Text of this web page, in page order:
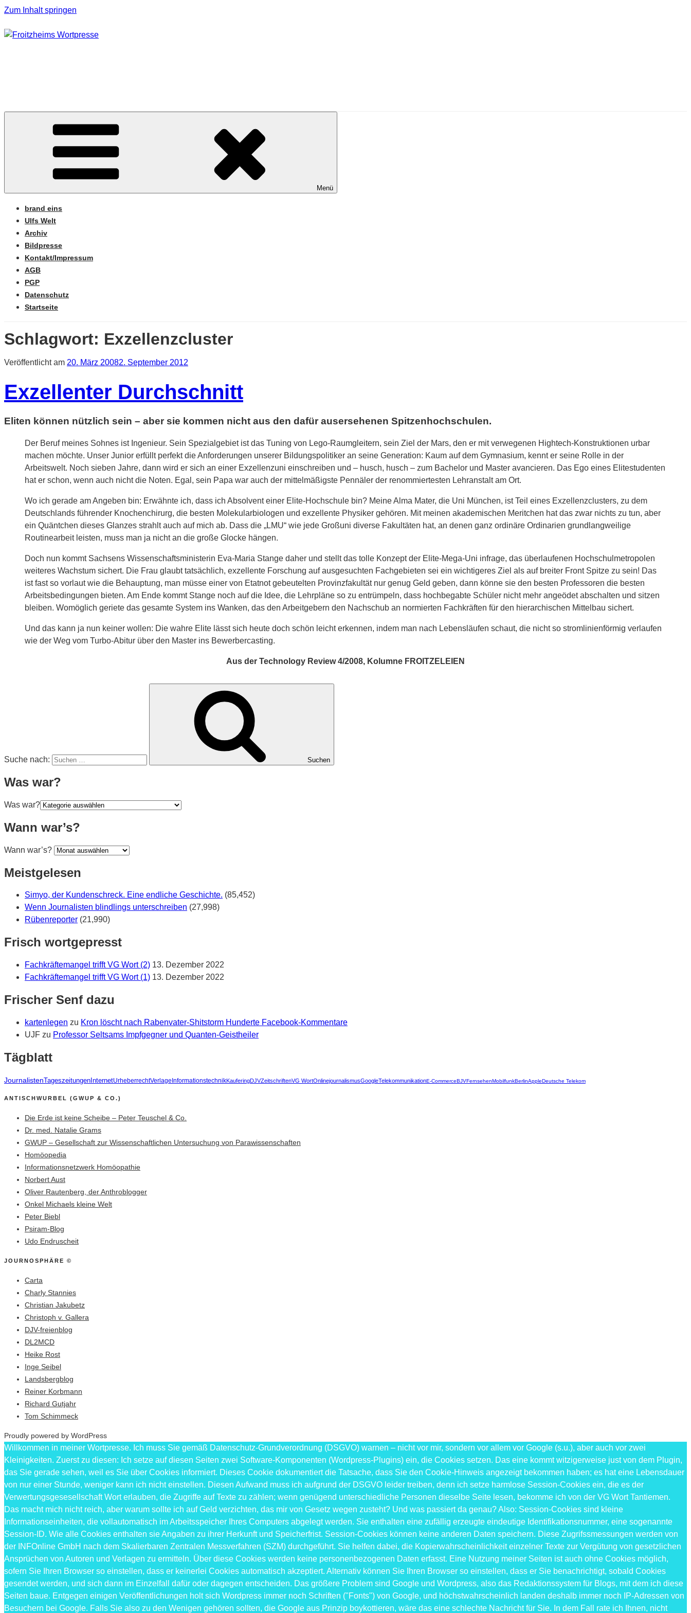
Zum Inhalt springen
Menü
brand eins
Ulfs Welt
Archiv
Bildpresse
Kontakt/Impressum
AGB
PGP
Datenschutz
Startseite
Schlagwort: Exzellenzcluster
Veröffentlicht am 20. März 20082. September 2012
Exzellenter Durchschnitt
Eliten können nützlich sein – aber sie kommen nicht aus den dafür ausersehenen Spitzenhochschulen.
Der Beruf meines Sohnes ist Ingenieur. Sein Spezialgebiet ist das Tuning von Lego-Raumgleitern, sein Ziel der Mars, den er mit verwegenen Hightech-Konstruktionen urbar
machen möchte. Unser Junior erfüllt perfekt die Anforderungen unserer Bildungspolitiker an seine Generation: Kaum auf dem Gymnasium, kennt er seine Rolle in der
Arbeitswelt. Noch sieben Jahre, dann wird er sich an einer Exzellenzuni einschreiben und – husch, husch – zum Bachelor und Master avancieren. Das Ego eines Elitestudenten
hat er schon, wenn auch nicht die Noten. Egal, sein Papa war auch der mittelmäßigste Pennäler der renommiertesten Lehranstalt am Ort.
Wo ich gerade am Angeben bin: Erwähnte ich, dass ich Absolvent einer Elite-Hochschule bin? Meine Alma Mater, die Uni München, ist Teil eines Exzellenzclusters, zu dem
Deutschlands führender Knochenchirurg, die besten Molekularbiologen und exzellente Physiker gehören. Mit meinen akademischen Meritchen hat das zwar nichts zu tun, aber
ein Quäntchen dieses Glanzes strahlt auch auf mich ab. Dass die „LMU“ wie jede Großuni diverse Fakultäten hat, an denen ganz ordinäre Ordinarien grundlangweilige
Routinearbeit leisten, muss man ja nicht an die große Glocke hängen.
Doch nun kommt Sachsens Wissenschaftsministerin Eva-Maria Stange daher und stellt das tolle Konzept der Elite-Mega-Uni infrage, das überlaufenen Hochschulmetropolen
weiteres Wachstum sichert. Die Frau glaubt tatsächlich, exzellente Forschung auf ausgesuchten Fachgebieten sei ein wichtigeres Ziel als auf breiter Front Spitze zu sein! Das
ist fast so vorlaut wie die Behauptung, man müsse einer von Etatnot gebeutelten Provinzfakultät nur genug Geld geben, dann könne sie den besten Professoren die besten
Arbeitsbedingungen bieten. Am Ende kommt Stange noch auf die Idee, die Lehrpläne so zu entrümpeln, dass hochbegabte Schüler nicht mehr angeödet abschalten und sitzen
bleiben. Womöglich geriete das gesamte System ins Wanken, das den Arbeitgebern den Nachschub an normierten Fachkräften für den hierarchischen Mittelbau sichert.
Und das kann ja nun keiner wollen: Die wahre Elite lässt sich heute doch schön leicht erkennen, indem man nach Lebensläufen schaut, die nicht so stromlinienförmig verlaufen
wie der Weg vom Turbo-Abitur über den Master ins Bewerbercasting.
Aus der Technology Review 4/2008, Kolumne FROITZELEIEN
Suche nach: Suchen
Was war?
Was war?
Wann war’s?
Wann war’s?
Meistgelesen
Simyo, der Kundenschreck. Eine endliche Geschichte. (85,452)
Wenn Journalisten blindlings unterschreiben (27,998)
Rübenreporter (21,990)
Frisch wortgepresst
Fachkräftemangel trifft VG Wort (2) 13. Dezember 2022
Fachkräftemangel trifft VG Wort (1) 13. Dezember 2022
Frischer Senf dazu
kartenlegen zu Kron löscht nach Rabenvater-Shitstorm Hunderte Facebook-Kommentare
UJF zu Professor Seltsams Impfgegner und Quanten-Geistheiler
Tägblatt
JournalistenTageszeitungen InternetUrheberrechtVerlageInformationstechnikKauferingDJVZeitschriftenVG WortOnlinejournalismusGoogleTelekommunikationE-CommerceBJVFernsehenMobilfunkBerlinAppleDeutsche Telekom
ANTISCHWURBEL (GWUP & CO.)
Die Erde ist keine Scheibe – Peter Teuschel & Co.
Dr. med. Natalie Grams
GWUP – Gesellschaft zur Wissenschaftlichen Untersuchung von Parawissenschaften
Homöopedia
Informationsnetzwerk Homöopathie
Norbert Aust
Oliver Rautenberg, der Anthroblogger
Onkel Michaels kleine Welt
Peter Biebl
Psiram-Blog
Udo Endruscheit
JOURNOSPHÄRE ©
Carta
Charly Stannies
Christian Jakubetz
Christoph v. Gallera
DJV-freienblog
DL2MCD
Heike Rost
Inge Seibel
Landsbergblog
Reiner Korbmann
Richard Gutjahr
Tom Schimmeck
Proudly powered by WordPress
Willkommen in meiner Wortpresse. Ich muss Sie gemäß Datenschutz-Grundverordnung (DSGVO) warnen – nicht vor mir, sondern vor allem vor Google (s.u.), aber auch vor zwei
Kleinigkeiten. Zuerst zu diesen: Ich setze auf diesen Seiten zwei Software-Komponenten (Wordpress-Plugins) ein, die Cookies setzen. Das eine kommt witzigerweise just von dem Plugin,
das Sie gerade sehen, weil es Sie über Cookies informiert. Dieses Cookie dokumentiert die Tatsache, dass Sie den Cookie-Hinweis angezeigt bekommen haben; es hat eine Lebensdauer
von nur einer Stunde, weniger kann ich nicht einstellen. Diesen Aufwand muss ich aufgrund der DSGVO leider treiben, denn ich setze harmlose Session-Cookies ein, die es der
Verwertungsgesesellschaft Wort erlauben, die Zugriffe auf Texte zu zählen; wenn genügend unterschiedliche Personen dieselbe Seite lesen, bekomme ich von der VG Wort Tantiemen.
Das macht mich nicht reich, aber warum sollte ich auf Geld verzichten, das mir von Gesetz wegen zusteht? Und was passiert da genau? Also: Session-Cookies sind kleine
Informationseinheiten, die vollautomatisch im Arbeitsspeicher Ihres Computers abgelegt werden. Sie enthalten eine zufällig erzeugte eindeutige Identifikationsnummer, eine sogenannte
Session-ID. Wie alle Cookies enthalten sie Angaben zu ihrer Herkunft und Speicherfrist. Session-Cookies können keine anderen Daten speichern. Diese Zugrifssmessungen werden von
der INFOnline GmbH nach dem Skalierbaren Zentralen Messverfahren (SZM) durchgeführt. Sie helfen dabei, die Kopierwahrscheinlichkeit einzelner Texte zur Vergütung von gesetzlichen
Ansprüchen von Autoren und Verlagen zu ermitteln. Über diese Cookies werden keine personenbezogenen Daten erfasst. Eine Nutzung meiner Seiten ist auch ohne Cookies möglich,
sofern Sie Ihren Browser so einstellen, dass er keinerlei Cookies automatisch akzeptiert. Alternativ können Sie Ihren Browser so einstellen, dass er Sie benachrichtigt, sobald Cookies
gesendet werden, und sich dann im Einzelfall dafür oder dagegen entscheiden. Das größere Problem sind Google und Wordpress, also das Redaktionssystem für Blogs, mit dem ich diese
Seiten baue. Entgegen einigen Veröffentlichungen holt sich Wordpress immer noch Schriften ("Fonts") von Google, und höchstwahrscheinlich landen deshalb immer noch IP-Adressen von
Besuchern bei Google. Falls Sie also zu den Wenigen gehören sollten, die Google aus Prinzip boykottieren, wäre das eine schlechte Nachricht für Sie. In dem Fall rate ich Ihnen, nicht